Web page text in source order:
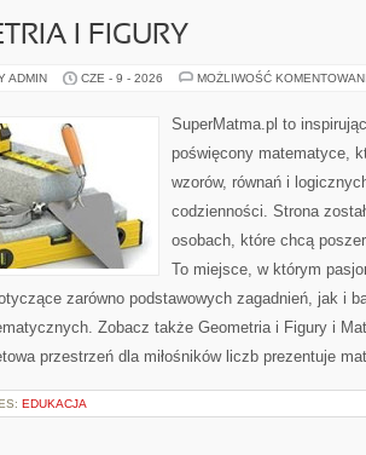
I FIGURY
ADMIN CZE - 9 - 2026 MOŻLIWOŚĆ
SuperMatma.pl to
poświęcony matematyce,
wzorów, równań i
codzienności. Strona
osobach, które chcą
To miejsce, w którym
zarówno podstawowych zagadnień, jak i
Zobacz także Geometria i Figury i
przestrzeń dla miłośników liczb prezentuje
EDUKACJA